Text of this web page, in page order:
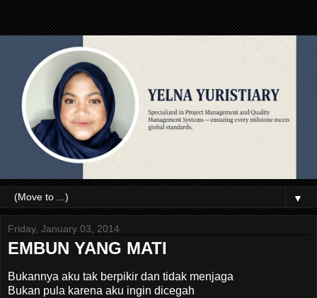
▼
Friday, January 03, 2014
EMBUN YANG MATI
Bukannya aku tak berpikir dan tidak menjaga
Bukan pula karena aku ingin dicegah